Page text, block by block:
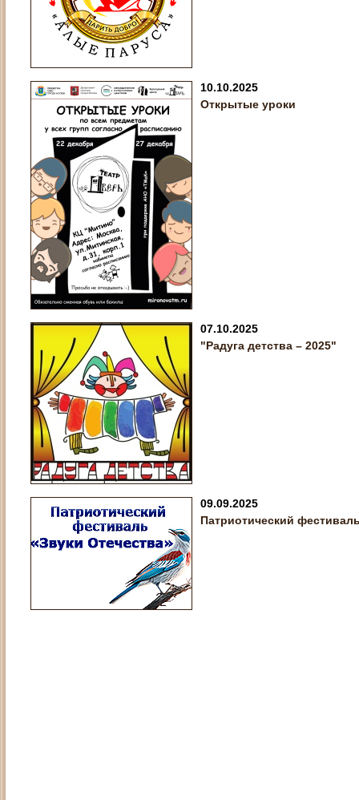
10.10.2025
Открытые уроки
07.10.2025
"Радуга детства – 2025"
09.09.2025
Патриотический